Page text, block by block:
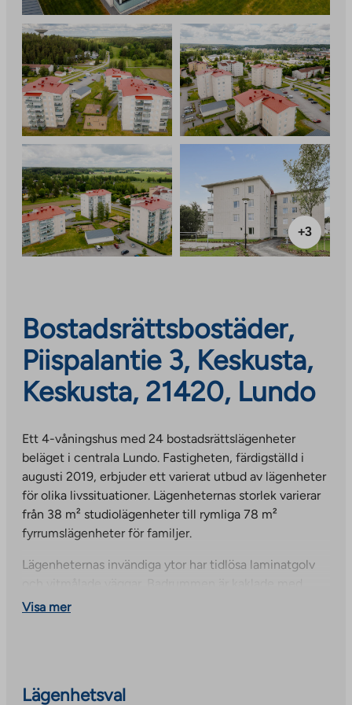
+3
Bostadsrättsbostäder,
Piispalantie 3, Keskusta,
Keskusta, 21420, Lundo
Ett 4-våningshus med 24 bostadsrättslägenheter
beläget i centrala Lundo. Fastigheten, färdigställd i
augusti 2019, erbjuder ett varierat utbud av lägenheter
för olika livssituationer. Lägenheternas storlek varierar
från 38 m² studiolägenheter till rymliga 78 m²
fyrrumslägenheter för familjer.
Lägenheternas invändiga ytor har tidlösa laminatgolv
moderna kakelalternativ och alla lägenheter har egen
torktumlare. Lägenheterna har balkonger och fönstren
Visa mer
Lägenhetsval